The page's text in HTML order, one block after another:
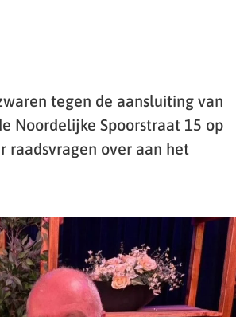
tegen de aansluiting van
Noordelijke Spoorstraat 15 op
raadsvragen over aan het